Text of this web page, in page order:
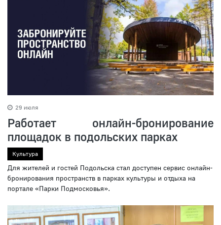
29 июля
Работает онлайн-бронирование
площадок в подольских парках
Культура
Для жителей и гостей Подольска стал доступен сервис онлайн-
бронирования пространств в парках культуры и отдыха на
портале «Парки Подмосковья».